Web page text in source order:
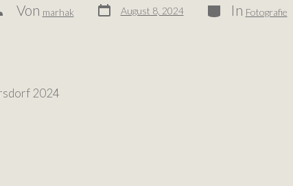
Von marhak August 8, 2024 In Fotografie
2024